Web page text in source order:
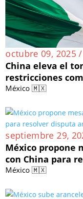
octubre 09, 2025 /
China eleva el
restricciones
México 🇲🇽
septiembre 29,
México propone
con China para
México 🇲🇽